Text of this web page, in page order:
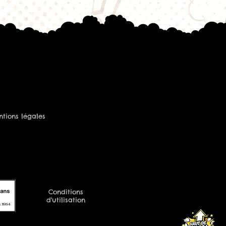
légales
Conditions
d'utilisation